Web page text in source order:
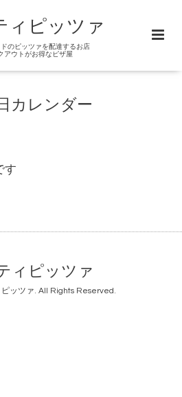
ィピッツァ
のピッツァを配達するお店
アウトがお得なピザ屋
カレンダー
す
ィピッツァ
ッツァ. All Rights Reserved.